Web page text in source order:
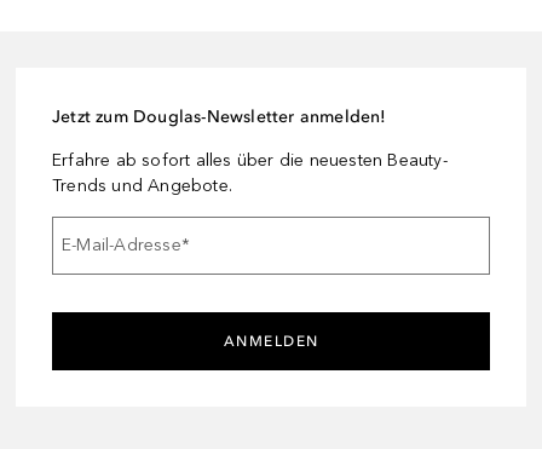
Jetzt zum Douglas-Newsletter anmelden!
Erfahre ab sofort alles über die neuesten Beauty-
Trends und Angebote.
E-Mail-Adresse*
ANMELDEN